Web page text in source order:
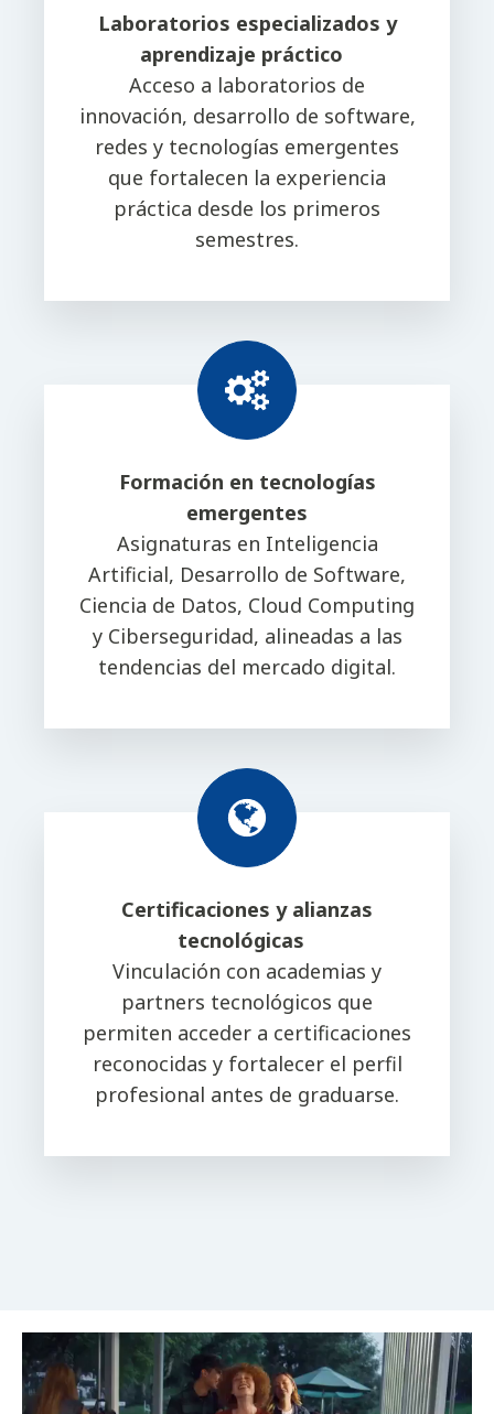
Laboratorios especializados y
aprendizaje práctico
Acceso a laboratorios de
innovación, desarrollo de software,
redes y tecnologías emergentes
que fortalecen la experiencia
práctica desde los primeros
semestres.
Formación en tecnologías
emergentes
Asignaturas en Inteligencia
Artificial, Desarrollo de Software,
Ciencia de Datos, Cloud Computing
y Ciberseguridad, alineadas a las
tendencias del mercado digital.
Certificaciones y alianzas
tecnológicas
Vinculación con academias y
partners tecnológicos que
permiten acceder a certificaciones
reconocidas y fortalecer el perfil
profesional antes de graduarse.